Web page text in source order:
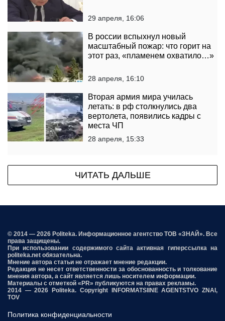
29 апреля, 16:06
В россии вспыхнул новый
масштабный пожар: что горит на
этот раз, «пламенем охватило…»
28 апреля, 16:10
Вторая армия мира училась
летать: в рф столкнулись два
вертолета, появились кадры с
места ЧП
28 апреля, 15:33
ЧИТАТЬ ДАЛЬШЕ
© 2014 — 2026 Politeka. Информационное агентство ТОВ «ЗНАЙ». Все
права защищены.
При использовании содержимого сайта активная гиперссылка на
politeka.net обязательна.
Мнение автора статьи не отражает мнение редакции.
Редакция не несет ответственности за обоснованность и толкование
мнения автора, а сайт является лишь носителем информации.
Материалы с отметкой «PR» публикуются на правах рекламы.
2014 — 2026 Politeka. Copyright INFORMATSIINE AGENTSTVO ZNAI,
TOV
Политика конфиденциальности